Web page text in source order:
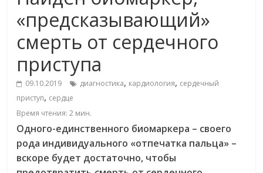
«предсказывающий»
смерть от сердечного
приступа
09.10.2019 диагностика, кардиология, сердечный
приступ, сердце
Время чтения:2 мин.
Одного-единственного биомаркера – своего
рода индивидуального «отпечатка пальца» –
вскоре будет достаточно, чтобы